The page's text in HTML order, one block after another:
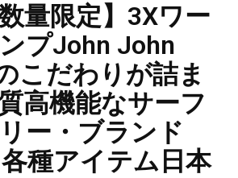
量限定】3Xワー
プJohn John
こだわりが詰ま
高機能なサーフ
ー・ブランド
種アイテム日本